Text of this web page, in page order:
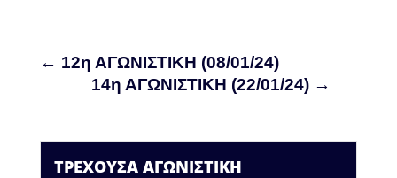
← 12η ΑΓΩΝΙΣΤΙΚΗ (08/01/24)
14η ΑΓΩΝΙΣΤΙΚΗ (22/01/24) →
ΤΡΕΧΟΥΣΑ ΑΓΩΝΙΣΤΙΚΗ